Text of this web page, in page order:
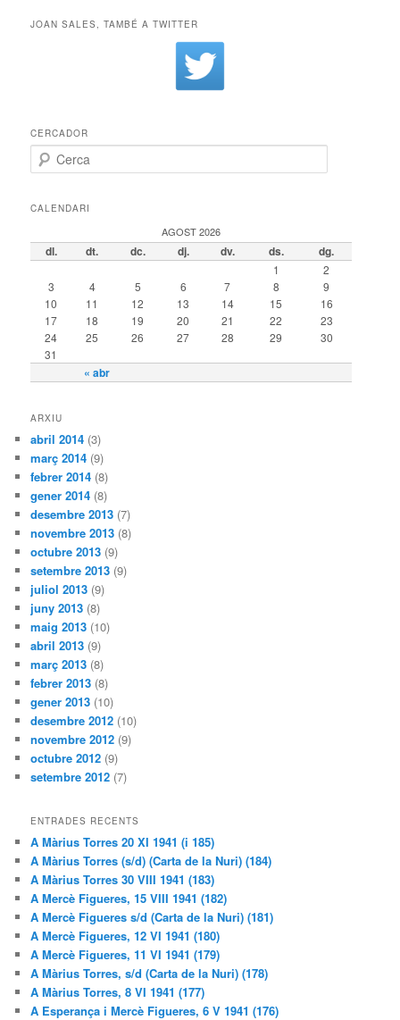
JOAN SALES, TAMBÉ A TWITTER
CERCADOR
Cerca
CALENDARI
AGOST 2026
dl. dt. dc. dj. dv. ds. dg.
« abr
1
2
3
4 5 6 7 8
9
10
11 12 13 14 15
16
17
18 19 20 21 22
23
24
25 26 27 28 29
30
31
ARXIU
abril 2014 (3)
març 2014 (9)
febrer 2014 (8)
gener 2014 (8)
desembre 2013 (7)
novembre 2013 (8)
octubre 2013 (9)
setembre 2013 (9)
juliol 2013 (9)
juny 2013 (8)
maig 2013 (10)
abril 2013 (9)
març 2013 (8)
febrer 2013 (8)
gener 2013 (10)
desembre 2012 (10)
novembre 2012 (9)
octubre 2012 (9)
setembre 2012 (7)
ENTRADES RECENTS
A Màrius Torres 20 XI 1941 (i 185)
A Màrius Torres (s/d) (Carta de la Nuri) (184)
A Màrius Torres 30 VIII 1941 (183)
A Mercè Figueres, 15 VIII 1941 (182)
A Mercè Figueres s/d (Carta de la Nuri) (181)
A Mercè Figueres, 12 VI 1941 (180)
A Mercè Figueres, 11 VI 1941 (179)
A Màrius Torres, s/d (Carta de la Nuri) (178)
A Màrius Torres, 8 VI 1941 (177)
A Esperança i Mercè Figueres, 6 V 1941 (176)